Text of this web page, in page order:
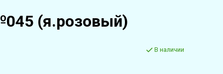
(я.розовый)
В наличии